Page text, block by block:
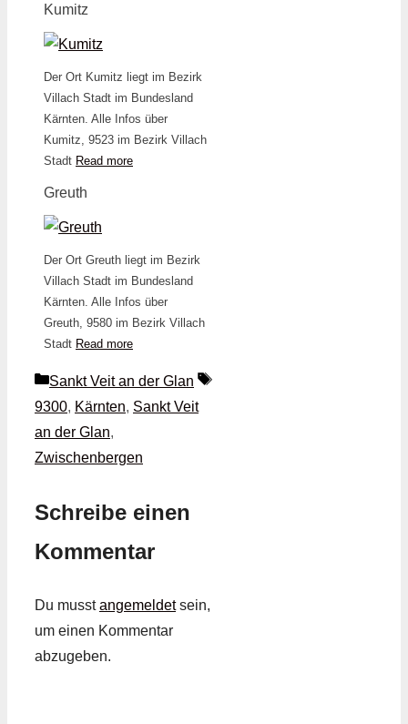
Kumitz
Der Ort Kumitz liegt im Bezirk
Villach Stadt im Bundesland
Kärnten. Alle Infos über
Kumitz, 9523 im Bezirk Villach
Stadt Read more
Greuth
Der Ort Greuth liegt im Bezirk
Villach Stadt im Bundesland
Kärnten. Alle Infos über
Greuth, 9580 im Bezirk Villach
Stadt Read more
Kategorien
Sankt Veit an der Glan
Schlagwörter
9300, Kärnten, Sankt Veit
an der Glan,
Zwischenbergen
Schreibe einen
Kommentar
Du musstangemeldetsein,
um einen Kommentar
abzugeben.